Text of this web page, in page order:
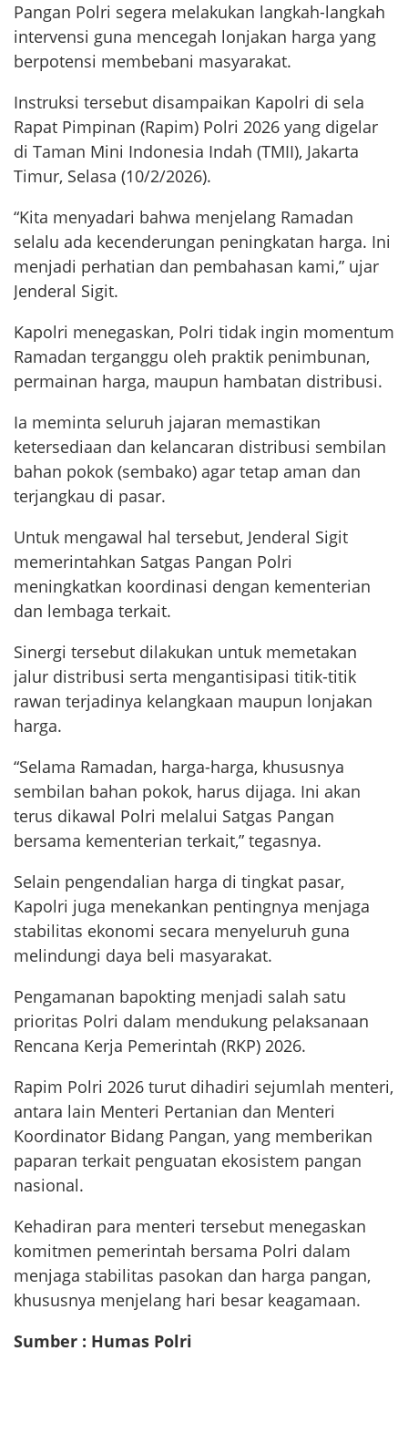
Pangan Polri segera melakukan langkah-langkah
intervensi guna mencegah lonjakan harga yang
berpotensi membebani masyarakat.
Instruksi tersebut disampaikan Kapolri di sela
Rapat Pimpinan (Rapim) Polri 2026 yang digelar
di Taman Mini Indonesia Indah (TMII), Jakarta
Timur, Selasa (10/2/2026).
“Kita menyadari bahwa menjelang Ramadan
selalu ada kecenderungan peningkatan harga. Ini
menjadi perhatian dan pembahasan kami,” ujar
Jenderal Sigit.
Kapolri menegaskan, Polri tidak ingin momentum
Ramadan terganggu oleh praktik penimbunan,
permainan harga, maupun hambatan distribusi.
Ia meminta seluruh jajaran memastikan
ketersediaan dan kelancaran distribusi sembilan
bahan pokok (sembako) agar tetap aman dan
terjangkau di pasar.
Untuk mengawal hal tersebut, Jenderal Sigit
memerintahkan Satgas Pangan Polri
meningkatkan koordinasi dengan kementerian
dan lembaga terkait.
Sinergi tersebut dilakukan untuk memetakan
jalur distribusi serta mengantisipasi titik-titik
rawan terjadinya kelangkaan maupun lonjakan
harga.
“Selama Ramadan, harga-harga, khususnya
sembilan bahan pokok, harus dijaga. Ini akan
terus dikawal Polri melalui Satgas Pangan
bersama kementerian terkait,” tegasnya.
Selain pengendalian harga di tingkat pasar,
Kapolri juga menekankan pentingnya menjaga
stabilitas ekonomi secara menyeluruh guna
melindungi daya beli masyarakat.
Pengamanan bapokting menjadi salah satu
prioritas Polri dalam mendukung pelaksanaan
Rencana Kerja Pemerintah (RKP) 2026.
Rapim Polri 2026 turut dihadiri sejumlah menteri,
antara lain Menteri Pertanian dan Menteri
Koordinator Bidang Pangan, yang memberikan
paparan terkait penguatan ekosistem pangan
nasional.
Kehadiran para menteri tersebut menegaskan
komitmen pemerintah bersama Polri dalam
menjaga stabilitas pasokan dan harga pangan,
khususnya menjelang hari besar keagamaan.
Sumber : Humas Polri